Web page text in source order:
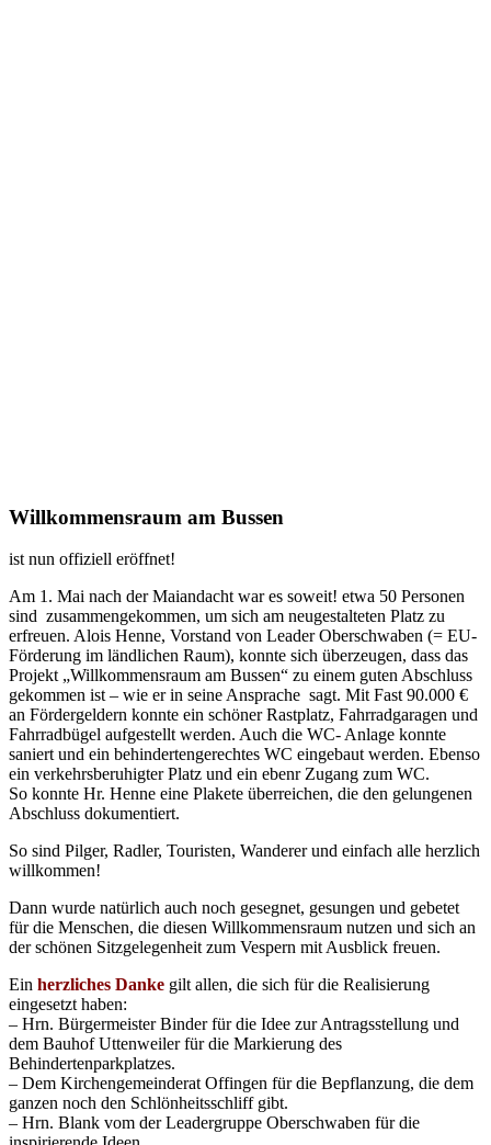
Willkommensraum am Bussen
ist nun offiziell eröffnet!
Am 1. Mai nach der Maiandacht war es soweit! etwa 50 Personen
sind zusammengekommen, um sich am neugestalteten Platz zu
erfreuen. Alois Henne, Vorstand von Leader Oberschwaben (= EU-
Förderung im ländlichen Raum), konnte sich überzeugen, dass das
Projekt „Willkommensraum am Bussen“ zu einem guten Abschluss
gekommen ist – wie er in seine Ansprache sagt. Mit Fast 90.000 €
an Fördergeldern konnte ein schöner Rastplatz, Fahrradgaragen und
Fahrradbügel aufgestellt werden. Auch die WC- Anlage konnte
saniert und ein behindertengerechtes WC eingebaut werden. Ebenso
ein verkehrsberuhigter Platz und ein ebenr Zugang zum WC.
So konnte Hr. Henne eine Plakete überreichen, die den gelungenen
Abschluss dokumentiert.
So sind Pilger, Radler, Touristen, Wanderer und einfach alle herzlich
willkommen!
Dann wurde natürlich auch noch gesegnet, gesungen und gebetet
für die Menschen, die diesen Willkommensraum nutzen und sich an
der schönen Sitzgelegenheit zum Vespern mit Ausblick freuen.
Ein herzliches Danke gilt allen, die sich für die Realisierung
eingesetzt haben:
– Hrn. Bürgermeister Binder für die Idee zur Antragsstellung und
dem Bauhof Uttenweiler für die Markierung des
Behindertenparkplatzes.
– Dem Kirchengemeinderat Offingen für die Bepflanzung, die dem
ganzen noch den Schlönheitsschliff gibt.
– Hrn. Blank vom der Leadergruppe Oberschwaben für die